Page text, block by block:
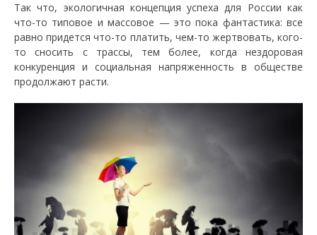
Так что, экологичная концепция успеха для России как
что-то типовое и массовое — это пока фантастика: все
равно придется что-то платить, чем-то жертвовать, кого-
то сносить с трассы, тем более, когда нездоровая
конкуренция и социальная напряженность в обществе
продолжают расти.